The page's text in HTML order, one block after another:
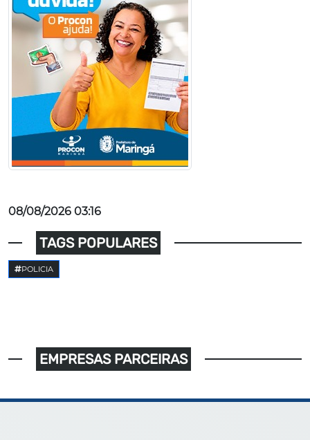
08/08/2026 03:16
TAGS POPULARES
POLICIA
EMPRESAS PARCEIRAS